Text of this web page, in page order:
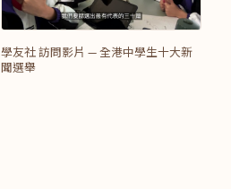
學友社 訪問影片 — 全港中學生十大新
聞選舉